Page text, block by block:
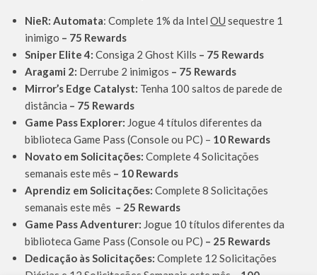
NieR: Automata: Complete 1% da Intel OU sequestre 1
inimigo – 75 Rewards
Sniper Elite 4: Consiga 2 Ghost Kills – 75 Rewards
Aragami 2: Derrube 2 inimigos – 75 Rewards
Mirror’s Edge Catalyst: Tenha 100 saltos de parede de
distância – 75 Rewards
Game Pass Explorer: Jogue 4 títulos diferentes da
biblioteca Game Pass (Console ou PC) – 10 Rewards
Novato em Solicitações: Complete 4 Solicitações
semanais este mês – 10 Rewards
Aprendiz em Solicitações: Complete 8 Solicitações
semanais este mês – 25 Rewards
Game Pass Adventurer: Jogue 10 títulos diferentes da
biblioteca Game Pass (Console ou PC) – 25 Rewards
Dedicação às Solicitações: Complete 12 Solicitações